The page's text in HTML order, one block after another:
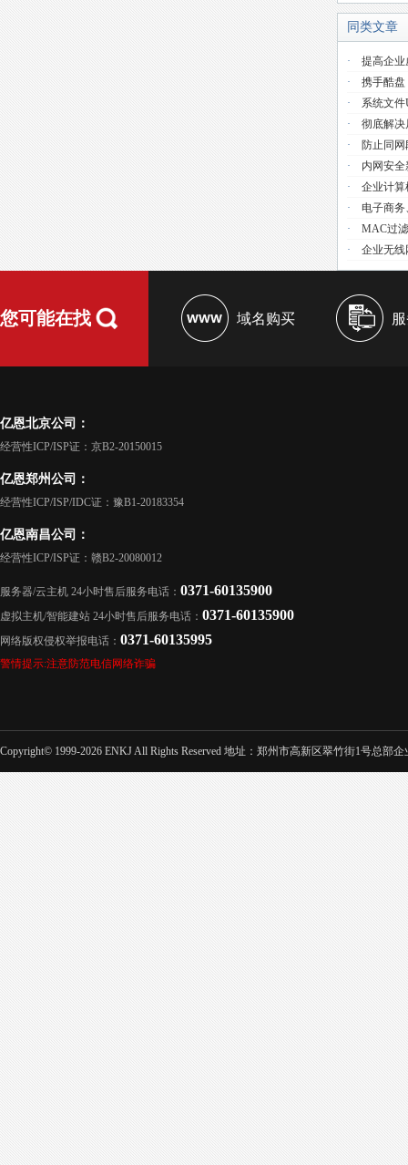
同类文章
· 提高企业
· 携手酷盘
· 系统文件
· 彻底解决
· 防止同
· 内网安
· 企业计算
· 电子商
· MAC过
· 企业无线
您可能在找 域名购买
亿恩北京公司：
经营性ICP/ISP证：京B2-20150015
亿恩郑州公司：
经营性ICP/ISP/IDC证：豫B1-20183354
亿恩南昌公司：
经营性ICP/ISP证：赣B2-20080012
服务器/云主机 24小时售后服务电话： 0371-60135900
虚拟主机/智能建站 24小时售后服务电话： 0371-60135900
网络版权侵权举报电话： 0371-60135995
警情提示:注意防范电信网络诈骗
Copyright© 1999-2026 ENKJ All Rights Reserved 地址：郑州市高新区翠竹街1号